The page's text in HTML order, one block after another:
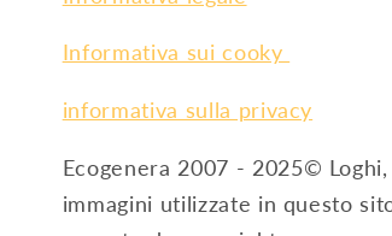
Informativa sui cooky
informativa sulla privacy
Ecogenera 2007 - 2025©
immagini utilizzate in questo